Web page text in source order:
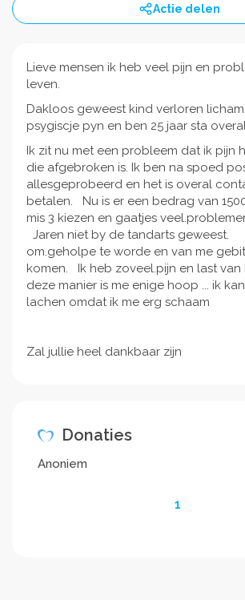
Actie delen
Lieve mensen ik heb veel pijn en
leven.
Dakloos geweest kind verloren
psygiscje pyn en ben 25 jaar sta
Ik zit nu met een probleem dat ik pijn
die afgebroken is. Ik ben na spoed
allesgeprobeerd en het is overal
betalen. Nu is er een bedrag van
mis 3 kiezen en gaatjes
Jaren niet by de tandarts geweest.
om.geholpe te worde en van me
komen. Ik heb zoveel.pijn en last
deze manier is me enige hoop ... ik
lachen omdat ik me erg schaam
Zal jullie heel dankbaar zijn
Donaties
Anoniem
1